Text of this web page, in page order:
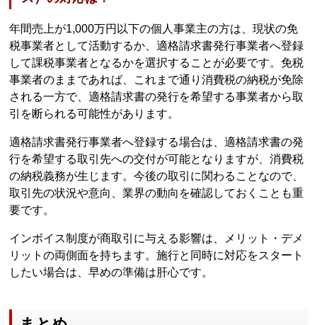
年間売上が1,000万円以下の個人事業主の方は、現状の免
税事業者として活動するか、適格請求書発行事業者へ登録
して課税事業者となるかを選択することが必要です。免税
事業者のままであれば、これまで通り消費税の納税が免除
される一方で、適格請求書の発行を希望する事業者から取
引を断られる可能性があります。
適格請求書発行事業者へ登録する場合は、適格請求書の発
行を希望する取引先への交付が可能となりますが、消費税
の納税義務が生じます。今後の取引に関わることなので、
取引先の状況や意向、業界の動向を確認しておくことも重
要です。
インボイス制度が商取引に与える影響は、メリット・デメ
リットの両側面を持ちます。施行と同時に対応をスタート
したい場合は、早めの準備は肝心です。